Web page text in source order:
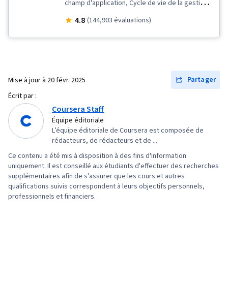
champ d'application, Cycle de vie de la gestion
de projet, Compétences en matière
Qualité des produits (AQ/CQ), Rétrospectives
de sprint, Arriérés, Gestion de projet agile,
Leadership d'équipe, Clôture du projet, Gestion
de projet, Définition du champ d'application du
projet, Gestion du changement,
Développement logiciel agile, Témoignage de
l'utilisateur, Feuilles de route des produits,
Planification du sprint, Résolution de
4.8 (144,903 évaluations)
Mise à jour à 20 févr. 2025
Partager
Écrit par :
Coursera Staff
Équipe éditoriale
L’équipe éditoriale de Coursera est composée de
rédacteurs, de rédacteurs et de ...
Ce contenu a été mis à disposition à des fins d'information
uniquement. Il est conseillé aux étudiants d'effectuer des recherches
supplémentaires afin de s'assurer que les cours et autres
qualifications suivis correspondent à leurs objectifs personnels,
professionnels et financiers.